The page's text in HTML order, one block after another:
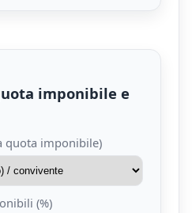
imponibile e
quota imponibile)
(%)